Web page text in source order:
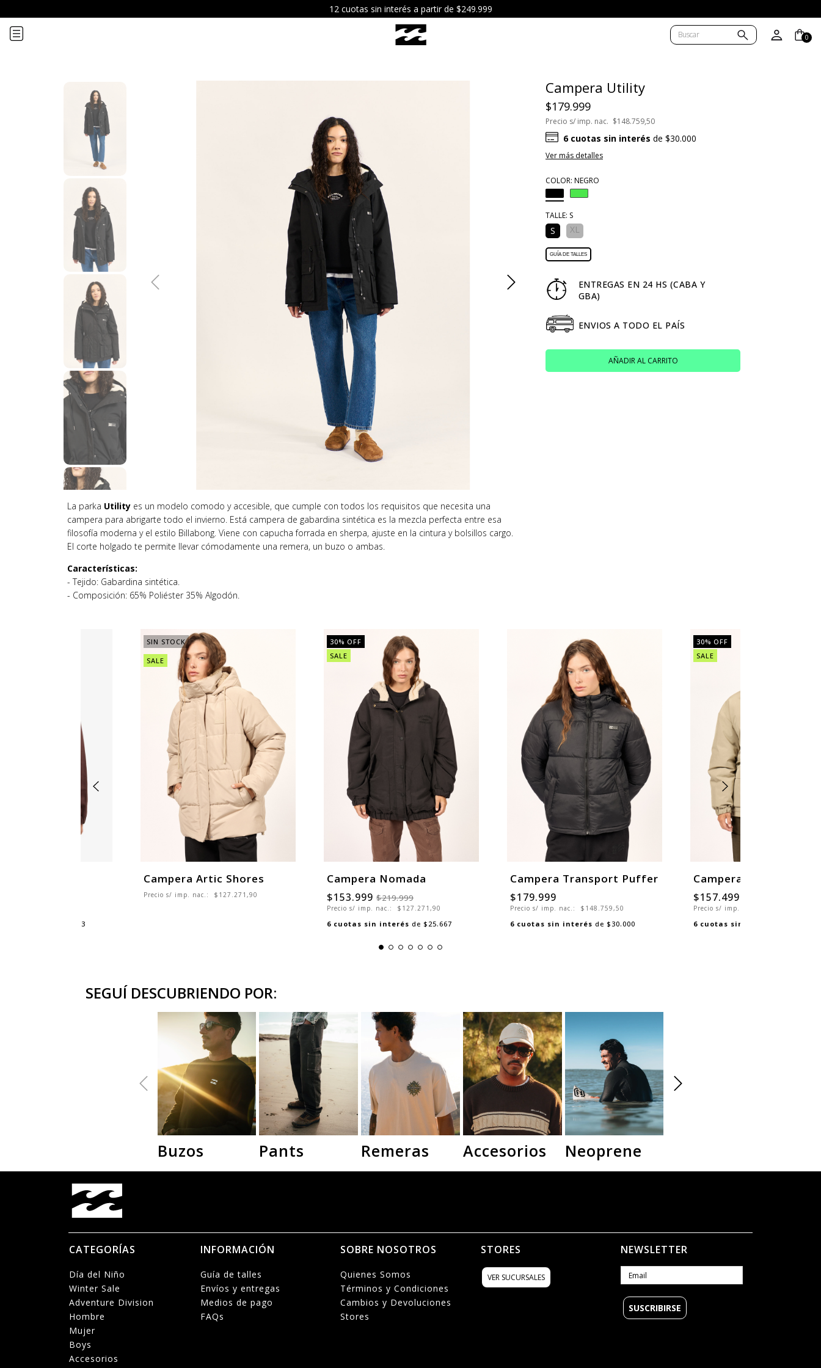
12 cuotas sin interés a partir de $249.999
0
La parka Utility es un modelo comodo y accesible, que cumple con todos los requisitos que necesita una
campera para abrigarte todo el invierno. Está campera de gabardina sintética es la mezcla perfecta entre esa
filosofía moderna y el estilo Billabong. Viene con capucha forrada en sherpa, ajuste en la cintura y bolsillos cargo.
El corte holgado te permite llevar cómodamente una remera, un buzo o ambas.
Características:
- Tejido: Gabardina sintética.
- Composición: 65% Poliéster 35% Algodón.
Campera Utility
$179.999
Precio s/ imp. nac. $148.759,50
6 cuotas sin interés de $30.000
Ver más detalles
COLOR: NEGRO
TALLE: S
S XL
GUÍA DE TALLES
ENTREGAS EN 24 HS (CABA Y
GBA)
ENVIOS A TODO EL PAÍS
$23.333
SIN STOCK
SALE
Campera Artic Shores
Precio s/ imp. nac.: $127.271,90
30% OFF
SALE
Campera Nomada
$153.999 $219.999
Precio s/ imp. nac.: $127.271,90
6 cuotas sin interés de $25.667
Campera Transport Puffer
$179.999
Precio s/ imp. nac.: $148.759,50
6 cuotas sin interés de $30.000
30% OFF
SALE
Campera Laguna
$157.499
Precio s/ imp. nac.:
6 cuotas sin interés
SEGUÍ DESCUBRIENDO POR:
Buzos Pants Remeras Accesorios Neoprene
CATEGORÍAS
Día del Niño
Winter Sale
Adventure Division
Hombre
Mujer
Boys
Accesorios
INFORMACIÓN
Guía de talles
Envíos y entregas
Medios de pago
FAQs
SOBRE NOSOTROS
Quienes Somos
Términos y Condiciones
Cambios y Devoluciones
Stores
STORES
VER SUCURSALES
NEWSLETTER